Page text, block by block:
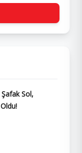
Şafak Sol,